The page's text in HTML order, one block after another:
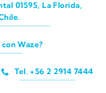
01595, La Florida,
Waze?
Tel. +56 2 2914 7444